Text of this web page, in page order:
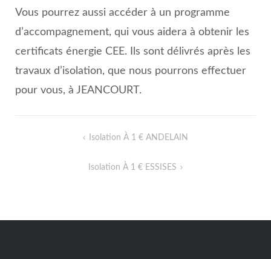
Vous pourrez aussi accéder à un programme
d’accompagnement, qui vous aidera à obtenir les
certificats énergie CEE. Ils sont délivrés après les
travaux d’isolation, que nous pourrons effectuer
pour vous, à JEANCOURT.
Isolation À 1 € ANDELAIN
Isolation À 1 € ESSISES